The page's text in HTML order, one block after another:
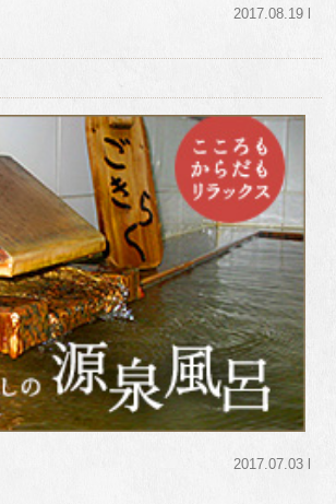
2017.08.19 l
2017.07.03 l